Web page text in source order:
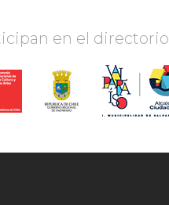
en el directorio